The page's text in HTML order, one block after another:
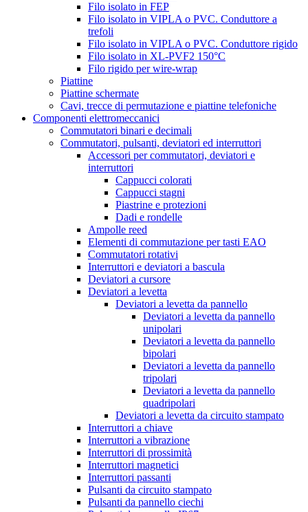
Filo isolato in FEP
Filo isolato in VIPLA o PVC. Conduttore a
trefoli
Filo isolato in VIPLA o PVC. Conduttore rigido
Filo isolato in XL-PVF2 150°C
Filo rigido per wire-wrap
Piattine
Piattine schermate
Cavi, trecce di permutazione e piattine telefoniche
Componenti elettromeccanici
Commutatori binari e decimali
Commutatori, pulsanti, deviatori ed interruttori
Accessori per commutatori, deviatori e
interruttori
Cappucci colorati
Cappucci stagni
Piastrine e protezioni
Dadi e rondelle
Ampolle reed
Elementi di commutazione per tasti EAO
Commutatori rotativi
Interruttori e deviatori a bascula
Deviatori a cursore
Deviatori a levetta
Deviatori a levetta da pannello
Deviatori a levetta da pannello
unipolari
Deviatori a levetta da pannello
bipolari
Deviatori a levetta da pannello
tripolari
Deviatori a levetta da pannello
quadripolari
Deviatori a levetta da circuito stampato
Interruttori a chiave
Interruttori a vibrazione
Interruttori di prossimità
Interruttori magnetici
Interruttori passanti
Pulsanti da circuito stampato
Pulsanti da pannello ciechi